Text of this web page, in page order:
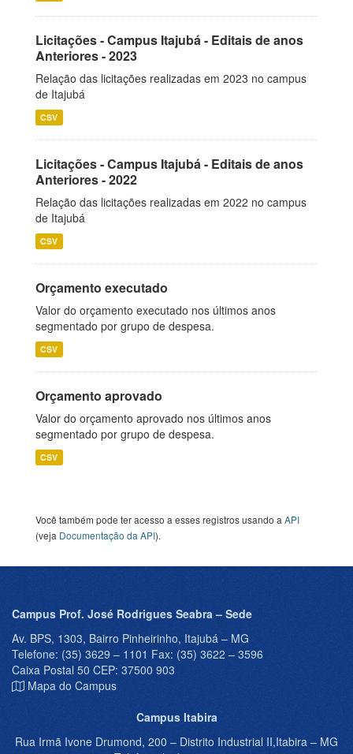
Licitações - Campus Itajubá - Editais de anos
Anteriores - 2023
Relação das licitações realizadas em 2023 no campus
de Itajubá
CSV
Licitações - Campus Itajubá - Editais de anos
Anteriores - 2022
Relação das licitações realizadas em 2022 no campus
de Itajubá
CSV
Orçamento executado
Valor do orçamento executado nos últimos anos
segmentado por grupo de despesa.
CSV
Orçamento aprovado
Valor do orçamento aprovado nos últimos anos
segmentado por grupo de despesa.
CSV
Você também pode ter acesso a esses registros usando a API
(veja Documentação da API).
Campus Prof. José Rodrigues Seabra – Sede
Av. BPS, 1303, Bairro Pinheirinho, Itajubá – MG
Telefone: (35) 3629 – 1101 Fax: (35) 3622 – 3596
Caixa Postal 50 CEP: 37500 903
Mapa do Campus
Campus Itabira
Rua Irmã Ivone Drumond, 200 – Distrito Industrial II,Itabira – MG